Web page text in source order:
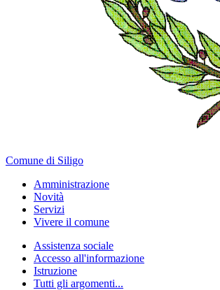
Comune di Siligo
Amministrazione
Novità
Servizi
Vivere il comune
Assistenza sociale
Accesso all'informazione
Istruzione
Tutti gli argomenti...